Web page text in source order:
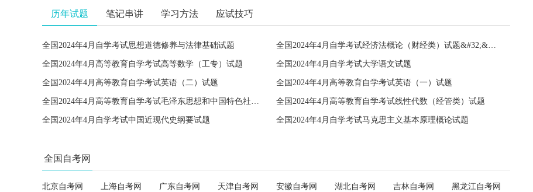
历年试题 笔记串讲 学习方法 应试技巧
全国2024年4月自学考试思想道德修养与法律基础试题 全国2024年4月自学考试经济法概论（财经类）试题&#32;&#32;
全国2024年4月高等教育自学考试高等数学（工专）试题 全国2024年4月自学考试大学语文试题
全国2024年4月高等教育自学考试英语（二）试题 全国2024年4月高等教育自学考试英语（一）试题
全国2024年4月高等教育自学考试毛泽东思想和中国特色社会主义理论体系概论试题 全国2024年4月高等教育自学考试线性代数（经管类）试题
全国2024年4月自学考试中国近现代史纲要试题 全国2024年4月自学考试马克思主义基本原理概论试题
全国自考网
北京自考网 上海自考网 广东自考网 天津自考网 安徽自考网 湖北自考网 吉林自考网 黑龙江自考网